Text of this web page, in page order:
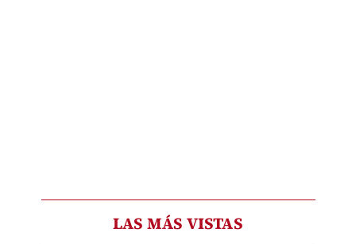
LAS MÁS VISTAS